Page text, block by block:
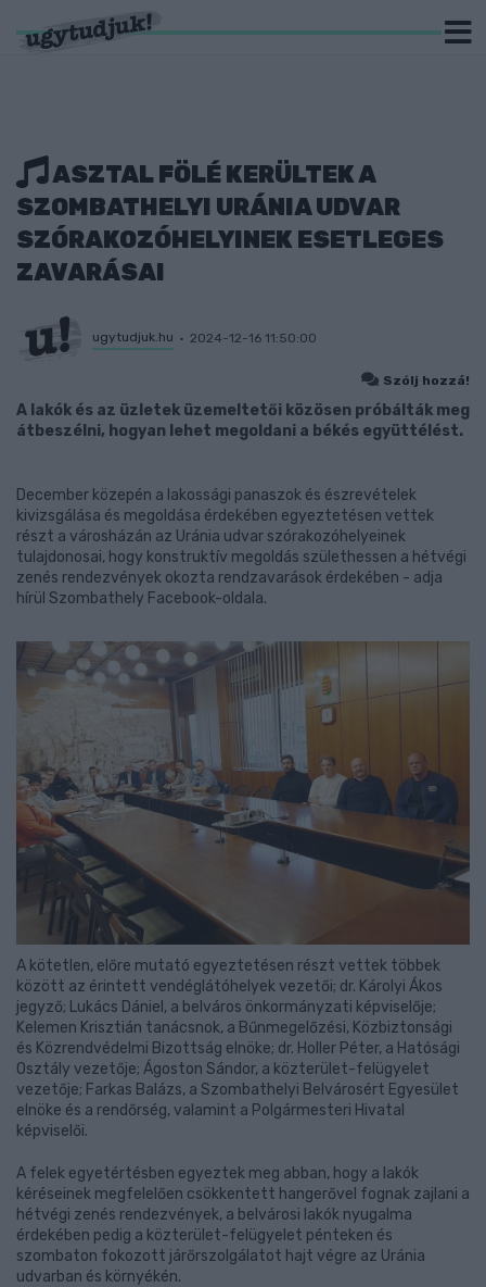
ASZTAL FÖLÉ KERÜLTEK A
SZOMBATHELYI URÁNIA UDVAR
SZÓRAKOZÓHELYINEK ESETLEGES
ZAVARÁSAI
ugytudjuk.hu 2024-12-16 11:50:00
Szólj hozzá!
A lakók és az üzletek üzemeltetői közösen próbálták meg
átbeszélni, hogyan lehet megoldani a békés együttélést.
December közepén a lakossági panaszok és észrevételek
kivizsgálása és megoldása érdekében egyeztetésen vettek
részt a városházán az Uránia udvar szórakozóhelyeinek
tulajdonosai, hogy konstruktív megoldás születhessen a hétvégi
zenés rendezvények okozta rendzavarások érdekében - adja
hírül Szombathely Facebook-oldala.
A kötetlen, előre mutató egyeztetésen részt vettek többek
között az érintett vendéglátóhelyek vezetői; dr. Károlyi Ákos
jegyző; Lukács Dániel, a belváros önkormányzati képviselője;
Kelemen Krisztián tanácsnok, a Bűnmegelőzési, Közbiztonsági
és Közrendvédelmi Bizottság elnöke; dr. Holler Péter, a Hatósági
Osztály vezetője; Ágoston Sándor, a közterület-felügyelet
vezetője; Farkas Balázs, a Szombathelyi Belvárosért Egyesület
elnöke és a rendőrség, valamint a Polgármesteri Hivatal
képviselői.
A felek egyetértésben egyeztek meg abban, hogy a lakók
kéréseinek megfelelően csökkentett hangerővel fognak zajlani a
hétvégi zenés rendezvények, a belvárosi lakók nyugalma
érdekében pedig a közterület-felügyelet pénteken és
szombaton fokozott járőrszolgálatot hajt végre az Uránia
udvarban és környékén.